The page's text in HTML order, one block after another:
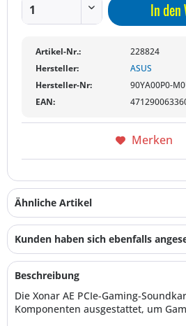
In den
Artikel-Nr.:
228824
Hersteller:
ASUS
Hersteller-Nr:
90YA00P0-
EAN:
Merken
Ähnliche Artikel
Kunden haben sich ebenfalls
Beschreibung
Die Xonar AE PCIe-Gaming-
Komponenten ausgestattet, um